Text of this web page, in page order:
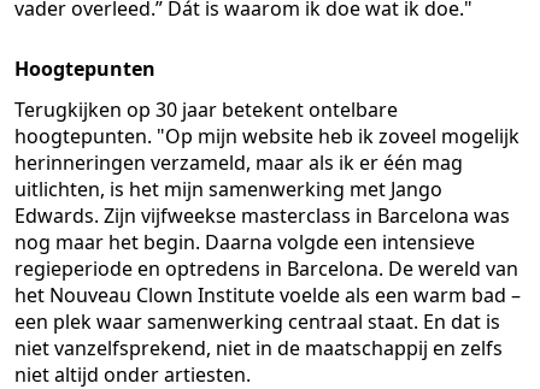
vader overleed.” Dát is waarom ik doe wat ik doe."
Hoogtepunten
Terugkijken op 30 jaar betekent ontelbare
hoogtepunten. "Op mijn website heb ik zoveel mogelijk
herinneringen verzameld, maar als ik er één mag
uitlichten, is het mijn samenwerking met Jango
Edwards. Zijn vijfweekse masterclass in Barcelona was
nog maar het begin. Daarna volgde een intensieve
regieperiode en optredens in Barcelona. De wereld van
het Nouveau Clown Institute voelde als een warm bad –
een plek waar samenwerking centraal staat. En dat is
niet vanzelfsprekend, niet in de maatschappij en zelfs
niet altijd onder artiesten.